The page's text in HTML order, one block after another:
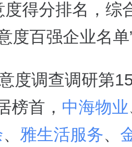
得分排名，综
度百强企业名单”
度调查调研第15
榜首， 中海物业
、 雅生活服务、